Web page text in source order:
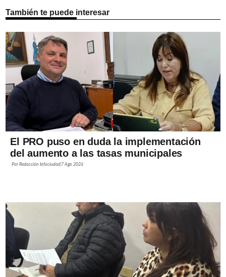
También te puede interesar
El PRO puso en duda la implementación
del aumento a las tasas municipales
PorRedacción Infociudad 7 Ago 2026